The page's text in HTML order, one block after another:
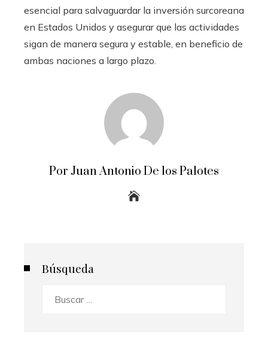
esencial para salvaguardar la inversión surcoreana
en Estados Unidos y asegurar que las actividades
sigan de manera segura y estable, en beneficio de
ambas naciones a largo plazo.
Por Juan Antonio De los Palotes
Búsqueda